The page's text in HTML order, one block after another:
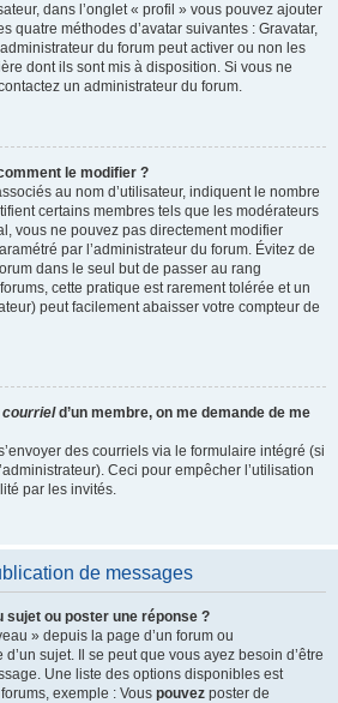
dans l’onglet « profil » vous pouvez ajouter
quatre méthodes d’avatar suivantes : Gravatar,
du forum peut activer ou non les
dont ils sont mis à disposition. Si vous ne
un administrateur du forum.
le modifier ?
au nom d’utilisateur, indiquent le nombre
certains membres tels que les modérateurs
vous ne pouvez pas directement modifier
par l’administrateur du forum. Évitez de
dans le seul but de passer au rang
cette pratique est rarement tolérée et un
peut facilement abaisser votre compteur de
courrield’un membre, on me demande de me
des courriels via le formulaire intégré (si
Ceci pour empêcher l’utilisation
par les invités.
de messages
sujet ou poster une réponse ?
» depuis la page d’un forum ou
sujet. Il se peut que vous ayez besoin d’être
Une liste des options disponibles est
exemple : Vous pouvez poster de